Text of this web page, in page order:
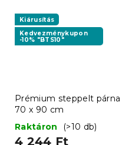
Kiárusítás
Kedvezménykupon
-10% "BTS10"
Prémium steppelt párna
70 x 90 cm
Raktáron
(>10 db)
4 244 Ft